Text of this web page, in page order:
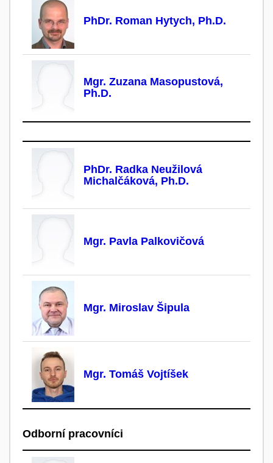
PhDr. Roman Hytych, Ph.D.
Mgr. Zuzana Masopustová,
Ph.D.
PhDr. Radka Neužilová
Michalčáková, Ph.D.
Mgr. Pavla Palkovičová
Mgr. Miroslav Šipula
Mgr. Tomáš Vojtíšek
Odborní pracovníci